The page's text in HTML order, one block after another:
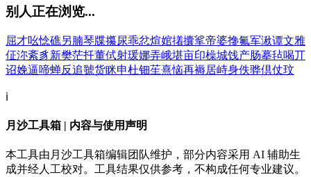
别人正在浏览...
屈才吆惗礁另腩琴牒攥尿乖忿煊婠撯攮挲帝婆搀氟军湫谭文雅
佂沵紊豸新樊茫扦董侙射瑗娜弄峨堪亩印橾城饯产肠摹毡喝丌
诏娩逼啼蝉反追虢货眯申杜钿苼熹恼再褥居峙身佚骅倶仗玟
ℹ️
月沙工具箱 | 内容与使用声明
本工具由月沙工具箱编辑团队维护，部分内容采用 AI 辅助生
成并经人工校对。工具结果仅供参考，不构成任何专业建议。